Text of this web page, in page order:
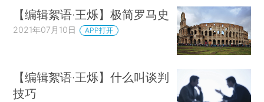
【编辑絮语·王烁】极简罗马史
2021年07月10日 APP打开
【编辑絮语·王烁】什么叫谈判
技巧